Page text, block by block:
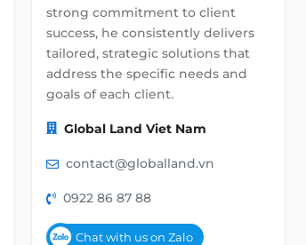
strong commitment to client
success, he consistently delivers
tailored, strategic solutions that
address the specific needs and
goals of each client.
Global Land Viet Nam
contact@globalland.vn
0922 86 87 88
Chat with us on Zalo